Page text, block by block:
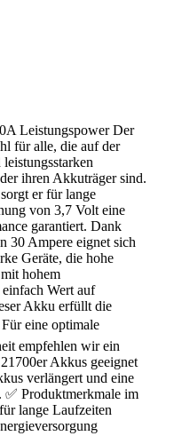
Leistungspower Der
für alle, die auf der
ihren Akkuträger sind.
er für lange
von 3,7 Volt eine
garantiert. Dank
30 Ampere eignet sich
Geräte, die hohe
hohem
Wert auf
Akku erfüllt die
eine optimale
empfehlen wir ein
Akkus geeignet
verlängert und eine
✅ Produktmerkmale im
lange Laufzeiten